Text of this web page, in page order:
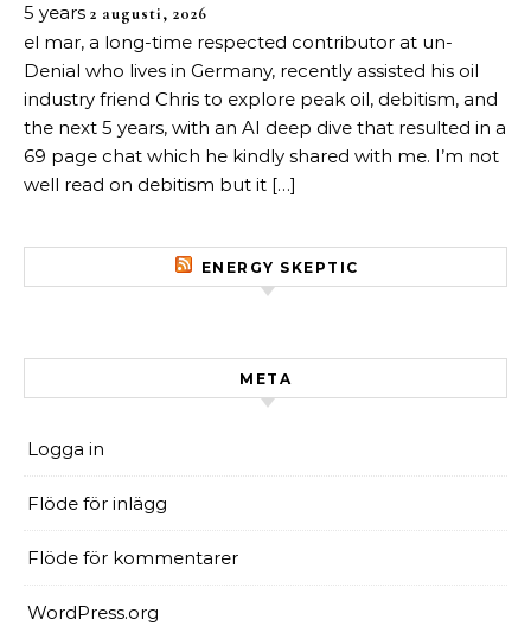
5 years 2 augusti, 2026
el mar, a long-time respected contributor at un-
Denial who lives in Germany, recently assisted his oil
industry friend Chris to explore peak oil, debitism, and
the next 5 years, with an AI deep dive that resulted in a
69 page chat which he kindly shared with me. I’m not
well read on debitism but it […]
ENERGY SKEPTIC
META
Logga in
Flöde för inlägg
Flöde för kommentarer
WordPress.org